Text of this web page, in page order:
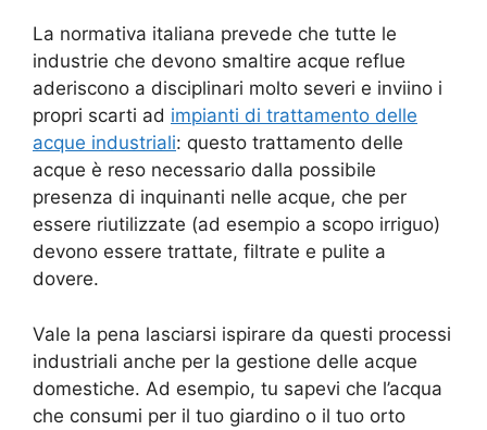
La normativa italiana prevede che tutte le
industrie che devono smaltire acque reflue
aderiscono a disciplinari molto severi e inviino i
propri scarti ad impianti di trattamento delle
acque industriali: questo trattamento delle
acque è reso necessario dalla possibile
presenza di inquinanti nelle acque, che per
essere riutilizzate (ad esempio a scopo irriguo)
devono essere trattate, filtrate e pulite a
dovere.
Vale la pena lasciarsi ispirare da questi processi
industriali anche per la gestione delle acque
domestiche. Ad esempio, tu sapevi che l’acqua
che consumi per il tuo giardino o il tuo orto